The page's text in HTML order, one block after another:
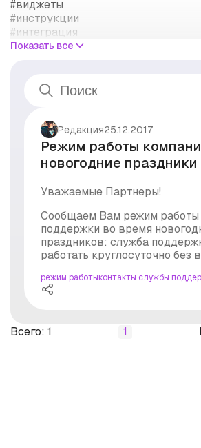
#виджеты
#инструкции
#интеграция
#кейсы
#операторы связи
#персональные данные
#продажи
#рассылка
#рынок
#стоимость
#уведомления
Показать все
Редакция25.12.2017
Режим работы
новогодние праздники
Уважаемые Партнеры!
Сообщаем Вам режим работы
поддержки во время
праздников: служба
работать круглосуточно без
режим работыконтакты службы
Всего: 1 1